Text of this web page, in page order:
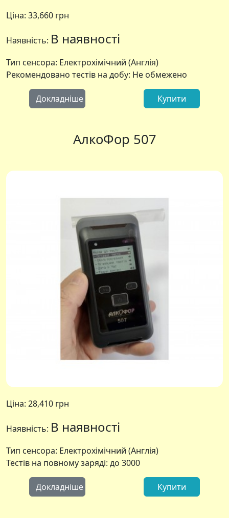
Ціна: 33,660 грн
Наявність: В наявності
Тип сенсора: Електрохімічний (Англія)
Рекомендовано тестів на добу: Не обмежено
Докладніше Купити
АлкоФор 507
Ціна: 28,410 грн
Наявність: В наявності
Тип сенсора: Електрохімічний (Англія)
Тестів на повному заряді: до 3000
Докладніше Купити